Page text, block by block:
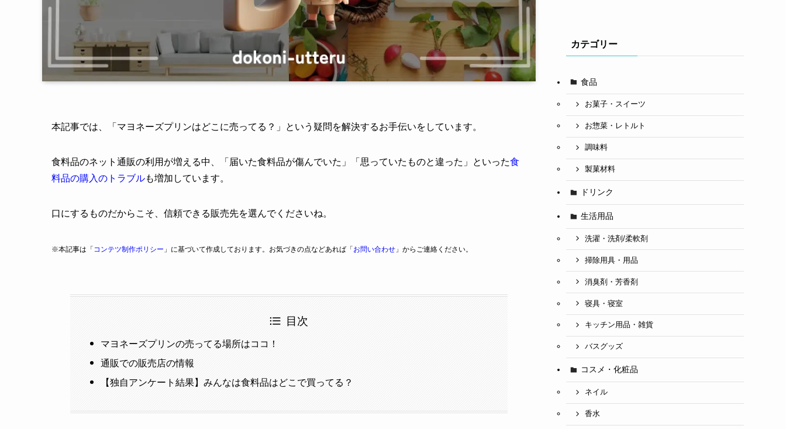
本記事では、「マヨネーズプリンはどこに売ってる？」という疑問を解決するお手伝いをしています。
食料品のネット通販の利用が増える中、「届いた食料品が傷んでいた」「思っていたものと違った」といった食
料品の購入のトラブルも増加しています。
口にするものだからこそ、信頼できる販売先を選んでくださいね。
※本記事は「 コンテツ制作ポリシー 」に基づいて作成しております。お気づきの点などあれば「 お問い合わせ 」からご連絡ください。
目次
マヨネーズプリンの売ってる場所はココ！
通販での販売店の情報
【独自アンケート結果】みんなは食料品はどこで買ってる？
カテゴリー
食品
お菓子・スイーツ
お惣菜・レトルト
調味料
製菓材料
ドリンク
生活用品
洗濯・洗剤/柔軟剤
掃除用具・用品
消臭剤・芳香剤
寝具・寝室
キッチン用品・雑貨
バスグッズ
コスメ・化粧品
ネイル
香水